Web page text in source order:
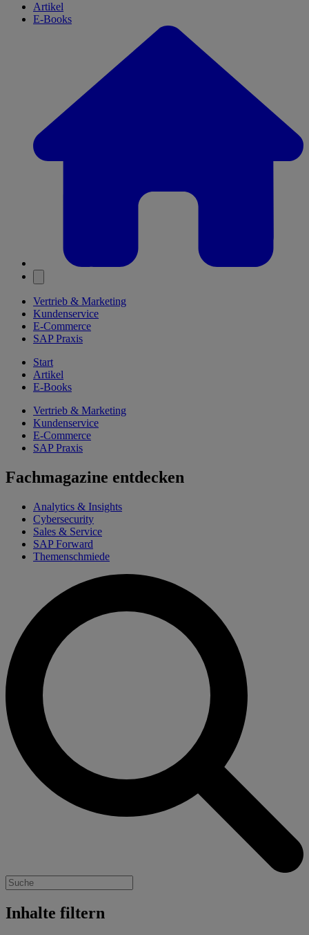
Artikel
E-Books
Vertrieb & Marketing
Kundenservice
E-Commerce
SAP Praxis
Start
Artikel
E-Books
Vertrieb & Marketing
Kundenservice
E-Commerce
SAP Praxis
Fachmagazine entdecken
Analytics & Insights
Cybersecurity
Sales & Service
SAP Forward
Themenschmiede
Inhalte filtern